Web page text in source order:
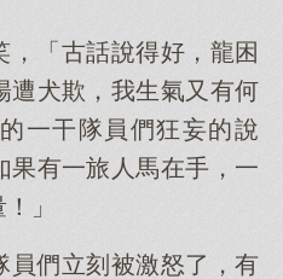
，「古話說得好，龍困
遭犬欺，我生氣又有何
一干隊員們狂妄的說
果有一旅人馬在手，一
」
員們立刻被激怒了，有